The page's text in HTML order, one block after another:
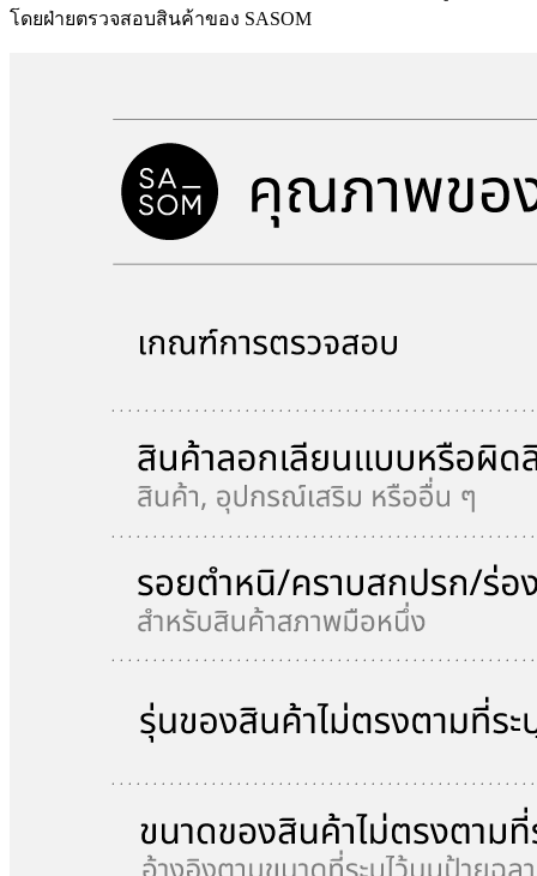
โดยฝ่ายตรวจสอบสินค้าของ SASOM